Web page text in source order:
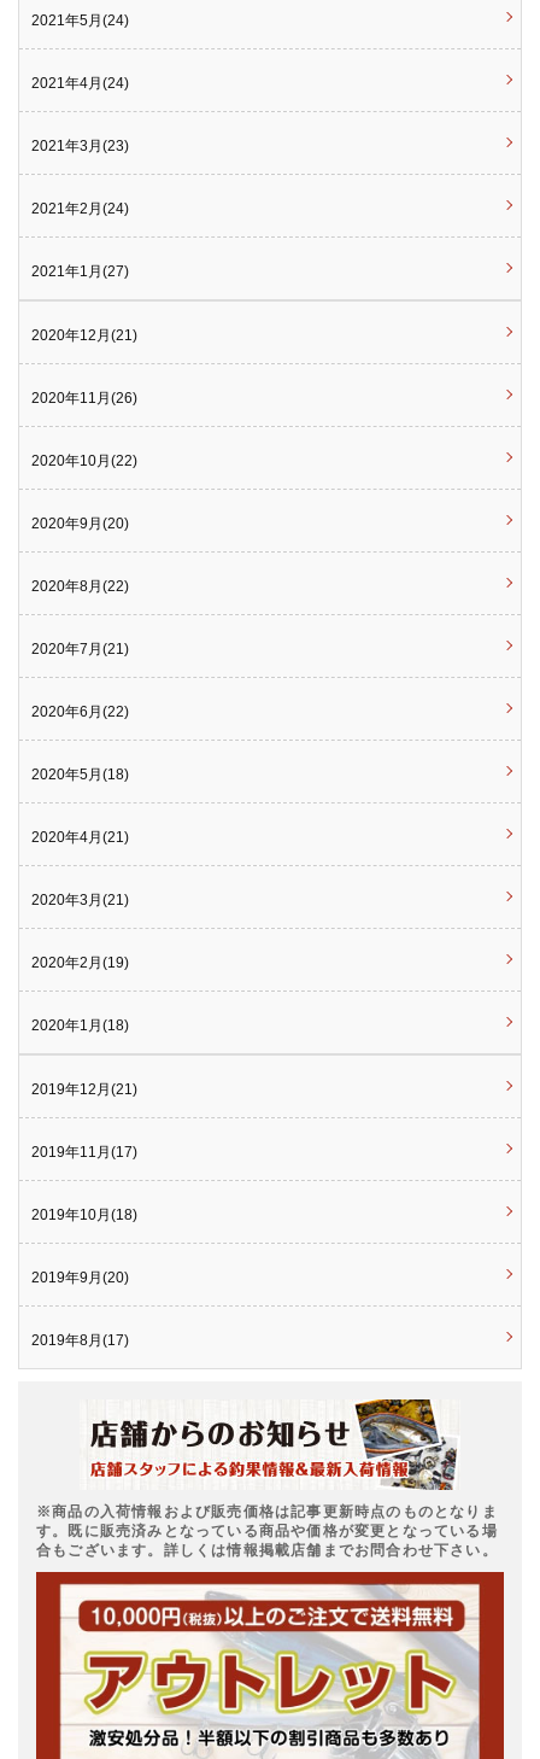
2021年5月(24)
2021年4月(24)
2021年3月(23)
2021年2月(24)
2021年1月(27)
2020年12月(21)
2020年11月(26)
2020年10月(22)
2020年9月(20)
2020年8月(22)
2020年7月(21)
2020年6月(22)
2020年5月(18)
2020年4月(21)
2020年3月(21)
2020年2月(19)
2020年1月(18)
2019年12月(21)
2019年11月(17)
2019年10月(18)
2019年9月(20)
2019年8月(17)
※商品の入荷情報および販売価格は記事更新時点のものとなりま
す。既に販売済みとなっている商品や価格が変更となっている場
合もございます。詳しくは情報掲載店舗までお問合わせ下さい。